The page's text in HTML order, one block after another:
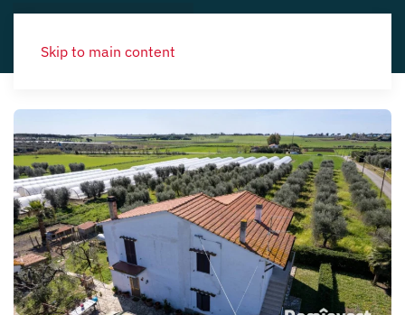
Skip to main content